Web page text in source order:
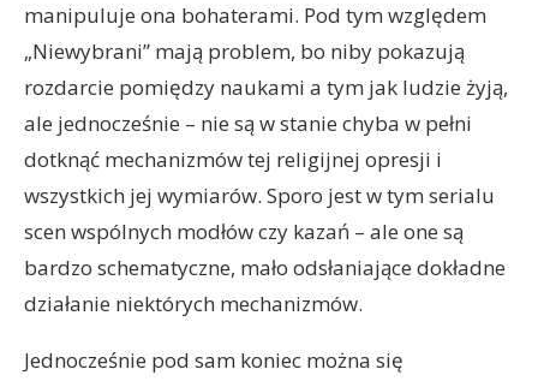
manipuluje ona bohaterami. Pod tym względem
„Niewybrani” mają problem, bo niby pokazują
rozdarcie pomiędzy naukami a tym jak ludzie żyją,
ale jednocześnie – nie są w stanie chyba w pełni
dotknąć mechanizmów tej religijnej opresji i
wszystkich jej wymiarów. Sporo jest w tym serialu
scen wspólnych modłów czy kazań – ale one są
bardzo schematyczne, mało odsłaniające dokładne
działanie niektórych mechanizmów.
Jednocześnie pod sam koniec można się